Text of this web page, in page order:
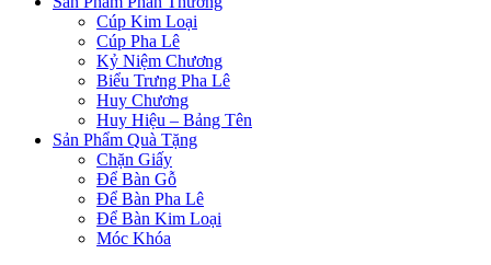
Cúp Kim Loại
Cúp Pha Lê
Kỷ Niệm Chương
Biểu Trưng Pha Lê
Huy Chương
Huy Hiệu – Bảng Tên
Sản Phẩm Quà Tặng
Chặn Giấy
Để Bàn Gỗ
Để Bàn Pha Lê
Để Bàn Kim Loại
Móc Khóa